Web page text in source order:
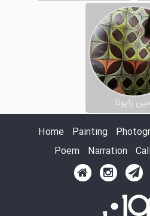
زاپوتا
Home
Painting
Poem
Narration